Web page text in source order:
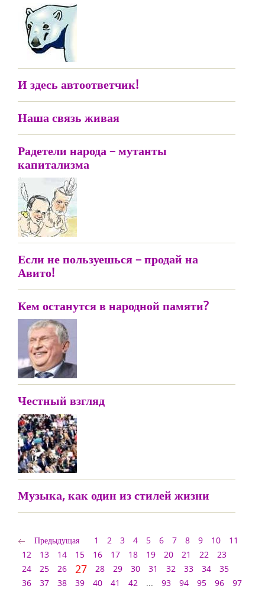
И здесь автоответчик!
Наша связь живая
Радетели народа – мутанты
капитализма
Если не пользуешься – продай на
Авито!
Кем останутся в народной памяти?
Честный взгляд
Музыка, как один из стилей жизни
Предыдущая 1 2 3 4 5 6 7 8 9 10
11
12
13 14 15 16 17 18 19 20 21 22
23
24
25 26 27 28 29 30 31 32 33 34
35
36
37 38 39 40 41 42 ... 93 94 95 96
97